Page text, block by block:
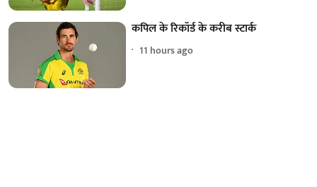
कपिल के रिकॉर्ड के करीब स्टार्क
11 hours ago